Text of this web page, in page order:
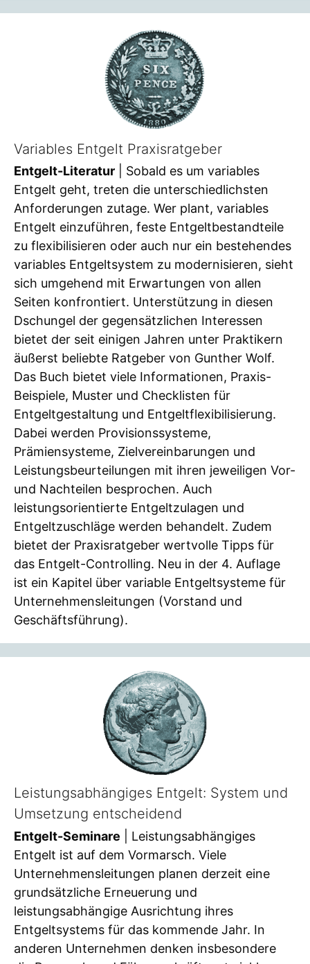
Variables Entgelt Praxisratgeber
Entgelt-Literatur | Sobald es um variables
Entgelt geht, treten die unterschiedlichsten
Anforderungen zutage. Wer plant, variables
Entgelt einzuführen, feste Entgeltbestandteile
zu flexibilisieren oder auch nur ein bestehendes
variables Entgeltsystem zu modernisieren, sieht
sich umgehend mit Erwartungen von allen
Seiten konfrontiert. Unterstützung in diesen
Dschungel der gegensätzlichen Interessen
bietet der seit einigen Jahren unter Praktikern
äußerst beliebte Ratgeber von Gunther Wolf.
Das Buch bietet viele Informationen, Praxis-
Beispiele, Muster und Checklisten für
Entgeltgestaltung und Entgeltflexibilisierung.
Dabei werden Provisionssysteme,
Prämiensysteme, Zielvereinbarungen und
Leistungsbeurteilungen mit ihren jeweiligen Vor-
und Nachteilen besprochen. Auch
leistungsorientierte Entgeltzulagen und
Entgeltzuschläge werden behandelt. Zudem
bietet der Praxisratgeber wertvolle Tipps für
das Entgelt-Controlling. Neu in der 4. Auflage
ist ein Kapitel über variable Entgeltsysteme für
Unternehmensleitungen (Vorstand und
Geschäftsführung).
Leistungsabhängiges Entgelt: System und
Umsetzung entscheidend
Entgelt-Seminare | Leistungsabhängiges
Entgelt ist auf dem Vormarsch. Viele
Unternehmensleitungen planen derzeit eine
grundsätzliche Erneuerung und
leistungsabhängige Ausrichtung ihres
Entgeltsystems für das kommende Jahr. In
anderen Unternehmen denken insbesondere